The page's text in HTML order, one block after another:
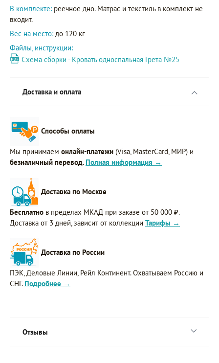
В комплекте: реечное дно. Матрас и текстиль в комплект не
входит.
Вес на место: до 120 кг
Файлы, инструкции:
Схема сборки - Кровать односпальная Грета №25
Доставка и оплата
Способы оплаты
Мы принимаем онлайн-платежи (Visa, MasterCard, МИР) и
безналичный перевод. Полная информация →
Доставка по Москве
Бесплатно в пределах МКАД при заказе от 50 000 ₽.
Доставка от 3 дней, зависит от коллекции Тарифы →
Доставка по России
ПЭК, Деловые Линии, Рейл Континент. Охватываем Россию и
СНГ. Подробнее →
Отзывы